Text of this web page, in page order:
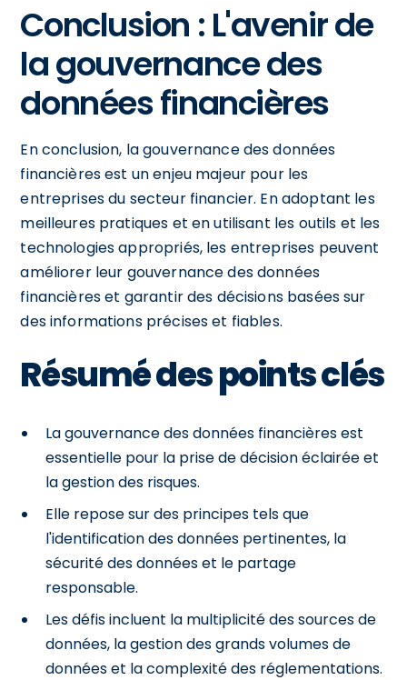
Conclusion : L'avenir de
la gouvernance des
données financières
En conclusion, la gouvernance des données
financières est un enjeu majeur pour les
entreprises du secteur financier. En adoptant les
meilleures pratiques et en utilisant les outils et les
technologies appropriés, les entreprises peuvent
améliorer leur gouvernance des données
financières et garantir des décisions basées sur
des informations précises et fiables.
Résumé des points clés
La gouvernance des données financières est
essentielle pour la prise de décision éclairée et
la gestion des risques.
Elle repose sur des principes tels que
l'identification des données pertinentes, la
sécurité des données et le partage
responsable.
Les défis incluent la multiplicité des sources de
données, la gestion des grands volumes de
données et la complexité des réglementations.